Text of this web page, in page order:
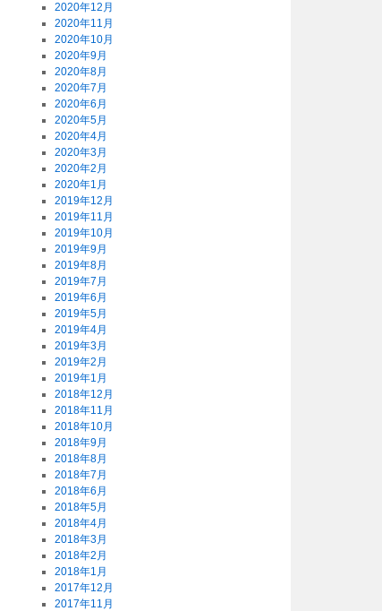
2020年12月
2020年11月
2020年10月
2020年9月
2020年8月
2020年7月
2020年6月
2020年5月
2020年4月
2020年3月
2020年2月
2020年1月
2019年12月
2019年11月
2019年10月
2019年9月
2019年8月
2019年7月
2019年6月
2019年5月
2019年4月
2019年3月
2019年2月
2019年1月
2018年12月
2018年11月
2018年10月
2018年9月
2018年8月
2018年7月
2018年6月
2018年5月
2018年4月
2018年3月
2018年2月
2018年1月
2017年12月
2017年11月